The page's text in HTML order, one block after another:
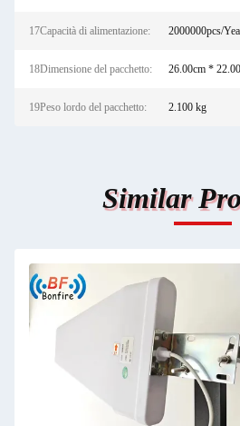
17Capacità di alimentazione: 2000000pcs/
18Dimensione del pacchetto: 26.00cm *
19Peso lordo del pacchetto: 2.100 kg
Similar